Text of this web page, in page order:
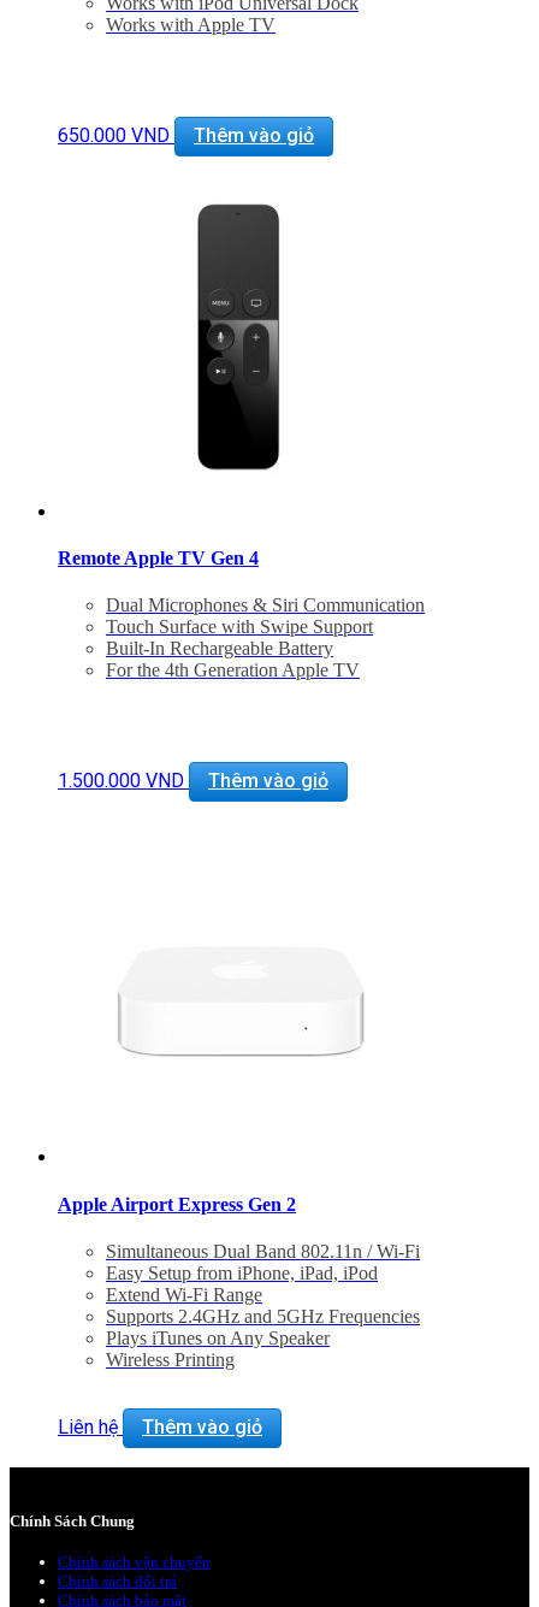
Works with Apple TV
650.000 VND Thêm vào giỏ
Remote Apple TV Gen 4
Dual Microphones & Siri Communication
Touch Surface with Swipe Support
Built-In Rechargeable Battery
For the 4th Generation Apple TV
1.500.000 VND Thêm vào giỏ
Apple Airport Express Gen 2
Simultaneous Dual Band 802.11n / Wi-Fi
Easy Setup from iPhone, iPad, iPod
Extend Wi-Fi Range
Supports 2.4GHz and 5GHz Frequencies
Plays iTunes on Any Speaker
Wireless Printing
Liên hệ Thêm vào giỏ
Chính Sách Chung
Chính sách vận chuyển
Chính sách đổi trả
Chính sách bảo mật